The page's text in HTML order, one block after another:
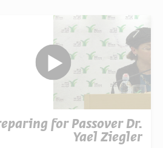
for Passover Dr.
Yael Ziegler